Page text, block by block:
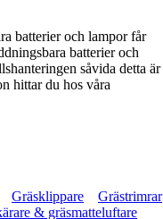
batterier och lampor får
batterier och
såvida detta är
hittar du hos våra
Gräsklippare
Grästrimrar
& gräsmatteluftare